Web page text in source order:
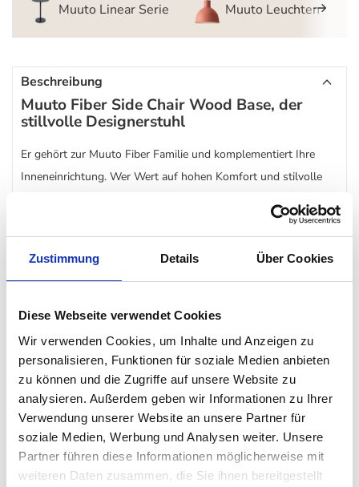
Zustimmung Details Über Cookies
Diese Webseite verwendet Cookies
Wir verwenden Cookies, um Inhalte und Anzeigen zu
personalisieren, Funktionen für soziale Medien anbieten
zu können und die Zugriffe auf unsere Website zu
analysieren. Außerdem geben wir Informationen zu Ihrer
Verwendung unserer Website an unsere Partner für
soziale Medien, Werbung und Analysen weiter. Unsere
Partner führen diese Informationen möglicherweise mit
weiteren Daten zusammen, die Sie ihnen bereitgestellt
Muuto Linear Serie Muuto Leuchten
Beschreibung
Muuto Fiber Side Chair Wood Base, der
stillvolle Designerstuhl
Er gehört zur Muuto Fiber Familie und komplementiert Ihre
Inneneinrichtung. Wer Wert auf hohen Komfort und stilvolle
Muuto Fiber Side Chair Wood Base gut beraten. Die
Kompromisse in Sachen Komfort eingehen. Auch bei dem
Herstellung. Deshalb besteht die Sitzschale aus einer Mischung
recycelbaren Materialien, die zusammen eine innovative
Oberfläche kreierten.
Der Muuto Fiber Side Chair Wood Base passst dank seines
Designs in jede Einrichtung. Das schlichte Design macht es
möglich,MuutosFiber Chair im Esszimmer aber auch im Flur,
Schlafzimmer oder Wohnzimmer zu platzieren. Integrierte